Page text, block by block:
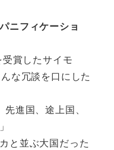
ニフィケーショ
賞したサイモ
な冗談を口にした
進国、途上国、
と並ぶ大国だった